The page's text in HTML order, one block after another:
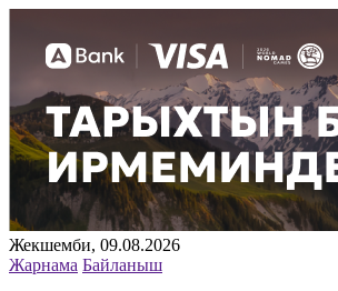
Жекшемби, 09.08.2026
Жарнама Байланыш